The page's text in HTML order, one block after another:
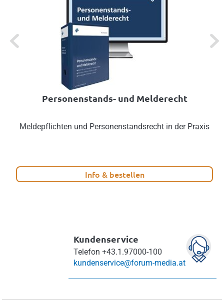
Previous Next
Personenstands- und Melderecht
Meldepflichten und Personenstandsrecht in der Praxis
Info & bestellen
Kundenservice
Telefon +43.1.97000-100
kundenservice@forum-media.at